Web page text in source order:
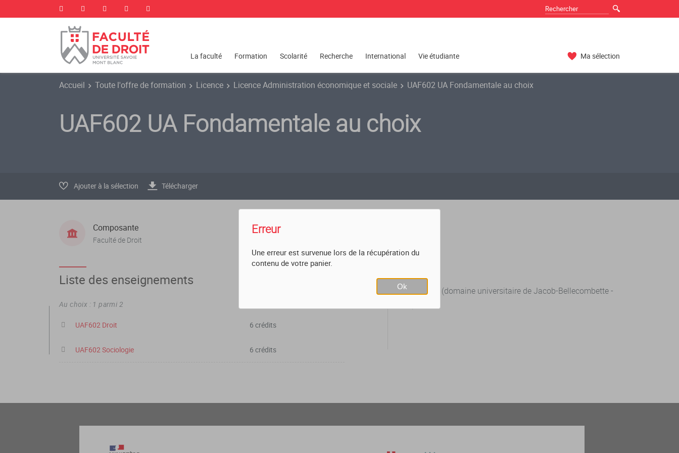
La faculté Formation Scolarité Recherche International Vie étudiante Ma sélection
Accueil Toute l'offre de formation Licence Licence Administration économique et sociale UAF602 UA Fondamentale au choix
UAF602 UA Fondamentale au choix
Ajouter à la sélection Télécharger
Composante
Faculté de Droit
Liste des enseignements
Au choix : 1 parmi 2
UAF602 Droit 6 crédits
UAF602 Sociologie 6 crédits
Chambéry (domaine universitaire de Jacob-Bellecombette -
Erreur
Une erreur est survenue lors de la récupération du
contenu de votre panier.
Ok